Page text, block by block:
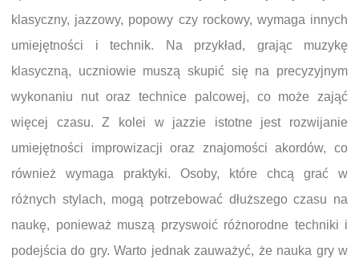
klasyczny, jazzowy, popowy czy rockowy, wymaga innych
umiejętności i technik. Na przykład, grając muzykę
klasyczną, uczniowie muszą skupić się na precyzyjnym
wykonaniu nut oraz technice palcowej, co może zająć
więcej czasu. Z kolei w jazzie istotne jest rozwijanie
umiejętności improwizacji oraz znajomości akordów, co
również wymaga praktyki. Osoby, które chcą grać w
różnych stylach, mogą potrzebować dłuższego czasu na
naukę, ponieważ muszą przyswoić różnorodne techniki i
podejścia do gry. Warto jednak zauważyć, że nauka gry w